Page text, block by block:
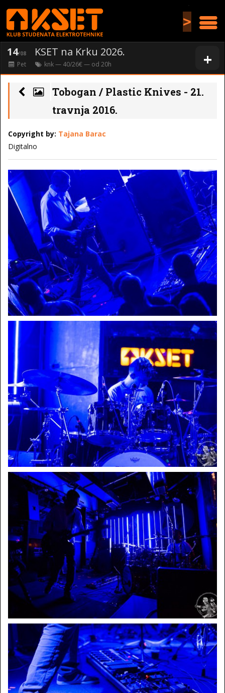
>
+
14/08 KSET na Krku 2026.
Pet knk— 40/26€ — od 20h
Tobogan / Plastic Knives - 21.
travnja 2016.
Copyright by: Tajana Barac
Digitalno